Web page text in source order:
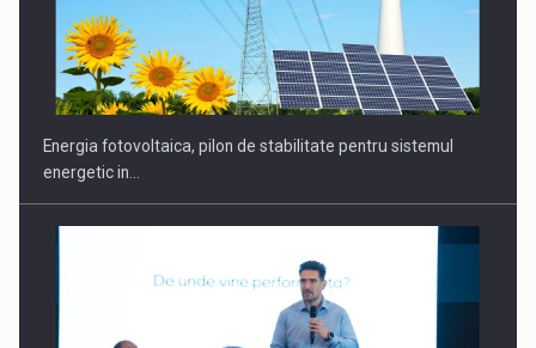
CEO Conference - Shaping The Future - Technology and…
Energia fotovoltaica, pilon de stabilitate pentru sistemul
energetic in…